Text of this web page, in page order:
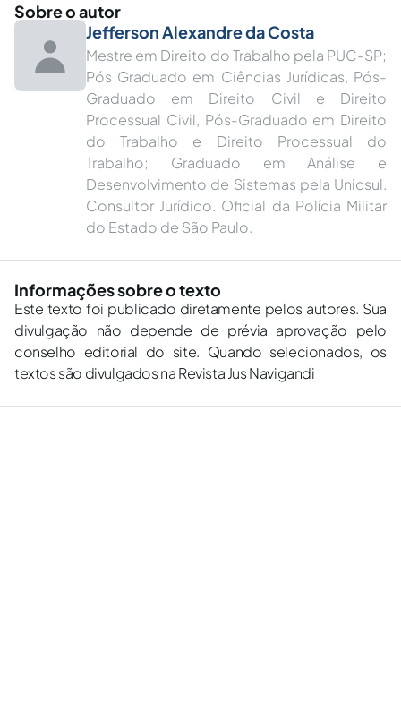
Sobre o autor
Jefferson Alexandre da Costa
Mestre em Direito do Trabalho pela PUC-SP;
Pós Graduado em Ciências Jurídicas, Pós-
Graduado em Direito Civil e Direito
Processual Civil, Pós-Graduado em Direito
do Trabalho e Direito Processual do
Trabalho; Graduado em Análise e
Desenvolvimento de Sistemas pela Unicsul.
Consultor Jurídico. Oficial da Polícia Militar
do Estado de São Paulo.
Informações sobre o texto
Este texto foi publicado diretamente pelos autores. Sua
divulgação não depende de prévia aprovação pelo
conselho editorial do site. Quando selecionados, os
textos são divulgados na Revista Jus Navigandi